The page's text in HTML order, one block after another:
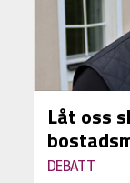
Låt oss
DEBATT